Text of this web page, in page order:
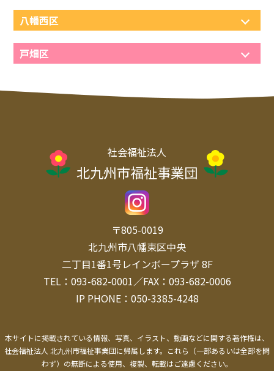
八幡西区
戸畑区
社会福祉法人
北九州市福祉事業団
〒805-0019
北九州市八幡東区中央
二丁目1番1号レインボープラザ 8F
TEL：093-682-0001／FAX：093-682-0006
IP PHONE：050-3385-4248
本サイトに掲載されている情報、写真、イラスト、動画などに関する著作権は、
社会福祉法人 北九州市福祉事業団に帰属します。 これら（一部あるいは全部を問
わず）の無断による使用、複製、転載はご遠慮ください。